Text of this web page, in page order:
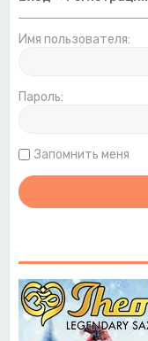
Имя пользователя:
Пароль:
Запомнить меня